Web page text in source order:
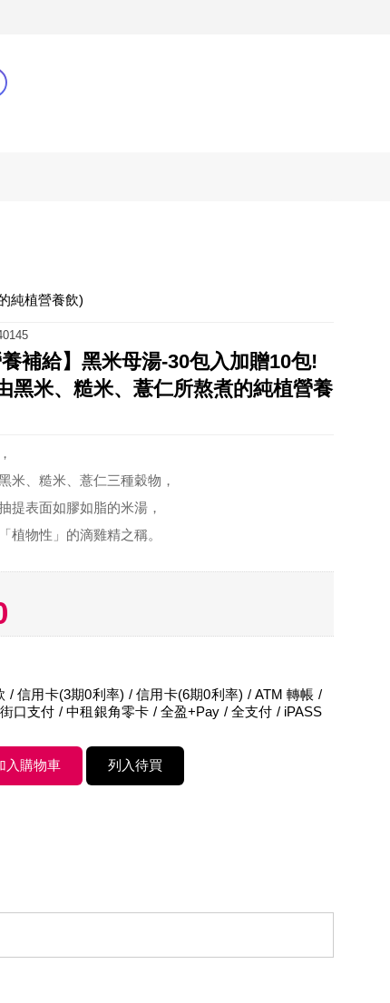
純植營養飲)
養補給】黑米母湯-30包入加贈10包!
黑米、糙米、薏仁所熬煮的純植營養
米、糙米、薏仁三種穀物，
提表面如膠如脂的米湯，
植物性」的滴雞精之稱。
/ 信用卡(3期0利率) / 信用卡(6期0利率) / ATM 轉帳 /
口支付 / 中租銀角零卡 / 全盈+Pay / 全支付 / iPASS